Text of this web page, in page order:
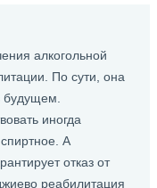
алкогольной
По сути, она
будущем.
иногда
А
отказ от
реабилитация